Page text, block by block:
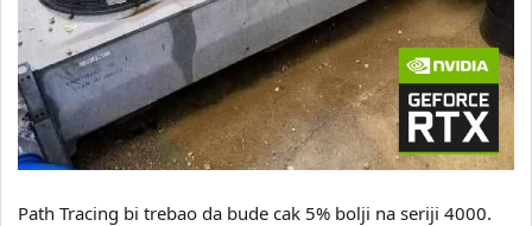
Path Tracing bi trebao da bude cak 5% bolji na seriji 4000.